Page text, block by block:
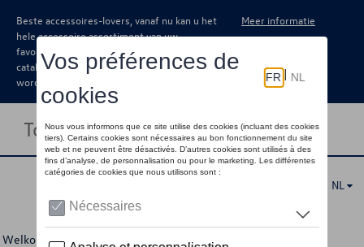
Beste accessoires-lovers, vanaf nu kan u het
hele accessoire assortiment van uw
favoriete merk terugvinden in de online
catalogus. Deze kunnen steeds besteld
worden via uw dealer.
Meer informatie
Toggle navigation
NL
Welkom >Voor u > Accessoires